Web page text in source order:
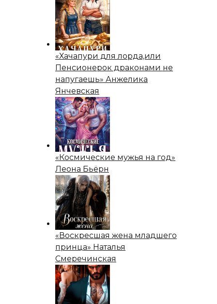
«Хачапури для лорда,или
Пенсионерок драконами не
напугаешь» Анжелика
Янчевская
«Космические мужья на год»
Леона Бьёрн
«Воскресшая жена младшего
принца» Наталья
Смеречинская